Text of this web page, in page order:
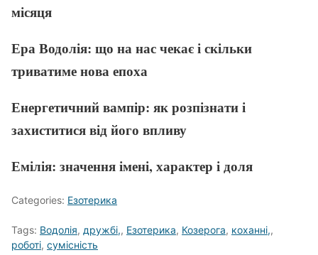
місяця
Ера Водолія: що на нас чекає і скільки
триватиме нова епоха
Енергетичний вампір: як розпізнати і
захиститися від його впливу
Емілія: значення імені, характер і доля
Categories: Езотерика
Tags: Водолія, дружбі,, Езотерика, Козерога, коханні,,
роботі, сумісність